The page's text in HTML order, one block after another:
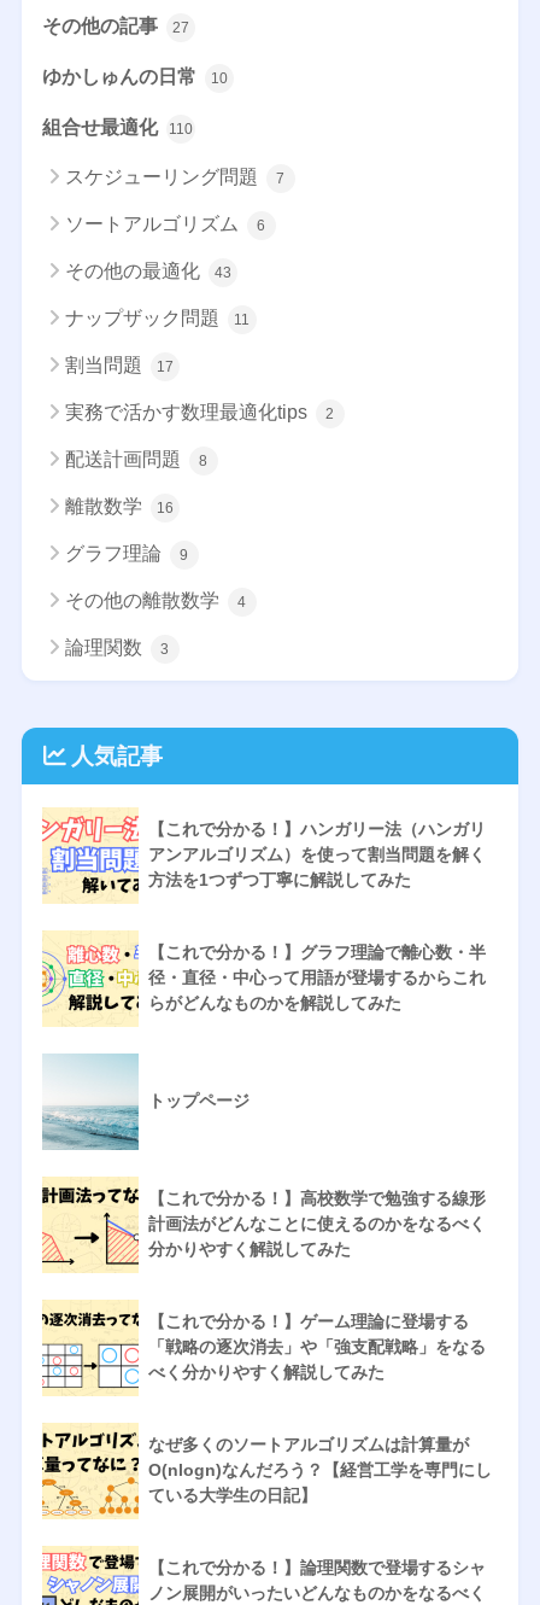
その他の記事 27
ゆかしゅんの日常 10
組合せ最適化 110
スケジューリング問題 7
ソートアルゴリズム 6
その他の最適化 43
ナップザック問題 11
割当問題 17
実務で活かす数理最適化tips 2
配送計画問題 8
離散数学 16
グラフ理論 9
その他の離散数学 4
論理関数 3
人気記事
【これで分かる！】ハンガリー法（ハンガリ
アンアルゴリズム）を使って割当問題を解く
方法を1つずつ丁寧に解説してみた
【これで分かる！】グラフ理論で離心数・半
径・直径・中心って用語が登場するからこれ
らがどんなものかを解説してみた
トップページ
【これで分かる！】高校数学で勉強する線形
計画法がどんなことに使えるのかをなるべく
分かりやすく解説してみた
【これで分かる！】ゲーム理論に登場する
「戦略の逐次消去」や「強支配戦略」をなる
べく分かりやすく解説してみた
なぜ多くのソートアルゴリズムは計算量が
O(nlogn)なんだろう？【経営工学を専門にし
ている大学生の日記】
【これで分かる！】論理関数で登場するシャ
ノン展開がいったいどんなものかをなるべく